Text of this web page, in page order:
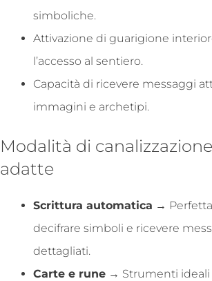
simboliche.
Attivazione di guarigione
l’accesso al sentiero.
Capacità di ricevere messaggi
immagini e archetipi.
Modalità di
adatte
Scrittura automatica →
decifrare simboli e ricevere
dettagliati.
Carte e rune → Strumenti ideali